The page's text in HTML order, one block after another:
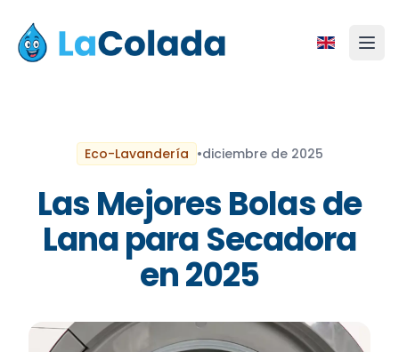
Eco-Lavandería •diciembre de 2025
Las Mejores Bolas de
Lana para Secadora
en 2025